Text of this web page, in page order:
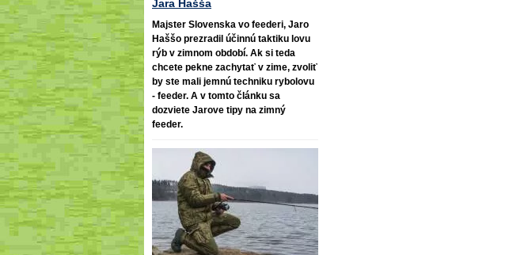
Jara Hašša
Majster Slovenska vo feederi, Jaro
Haššo prezradil účinnú taktiku lovu
rýb v zimnom období. Ak si teda
chcete pekne zachytať v zime, zvoliť
by ste mali jemnú techniku rybolovu
- feeder. A v tomto článku sa
dozviete Jarove tipy na zimný
feeder.